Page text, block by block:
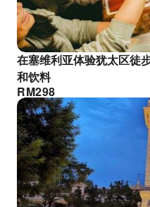
在塞维利亚体验犹太区徒
和饮料
RM298